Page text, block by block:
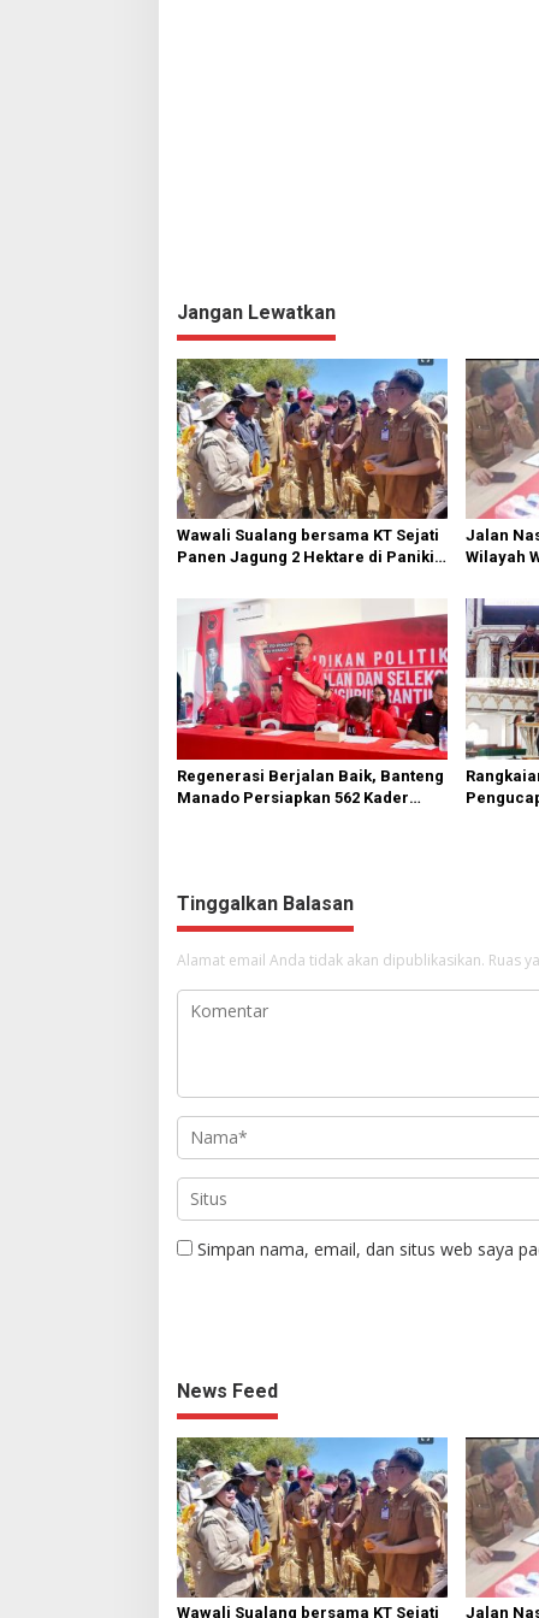
Jangan Lewatkan
Wawali Sualang bersama KT Sejati
Panen Jagung 2 Hektare di Paniki
Jalan
Wilayah
Regenerasi Berjalan Baik, Banteng
Manado Persiapkan 562 Kader
Tinggalkan Balasan
Alamat email Anda tidak akan dipublikasikan. Ruas
Simpan nama, email, dan situs web saya
News Feed
Wawali Sualang bersama KT Sejati Jalan